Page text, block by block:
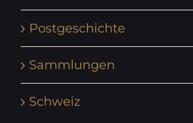
Postgeschichte
Sammlungen
Schweiz